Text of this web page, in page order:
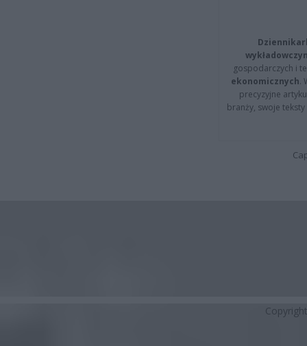
gospodarczych i
ekonomicznych.
precyzyjne
branży, swoje